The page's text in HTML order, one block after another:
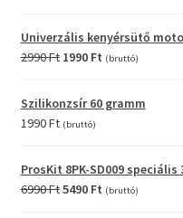
was:
12990 Ft.
is:
9990 Ft.
Univerzális kenyérsütő
2990Ft Original
was:
1990 FtCurrent
is:
1990 Ft.
(bruttó)
Szilikonzsír 60 gramm
1990Ft (bruttó)
ProsKit 8PK-SD009
6990FtOriginal
5490 FtCurrent
(bruttó)